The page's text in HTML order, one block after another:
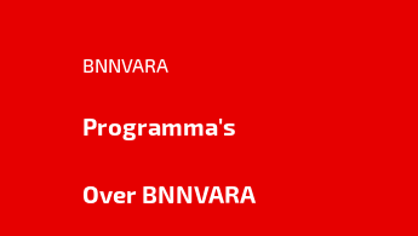
BNNVARA
Programma's
Over BNNVARA